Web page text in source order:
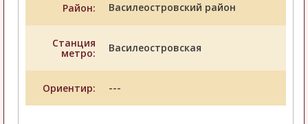
Район: Василеостровский район
Станция
метро: Василеостровская
Ориентир: ---